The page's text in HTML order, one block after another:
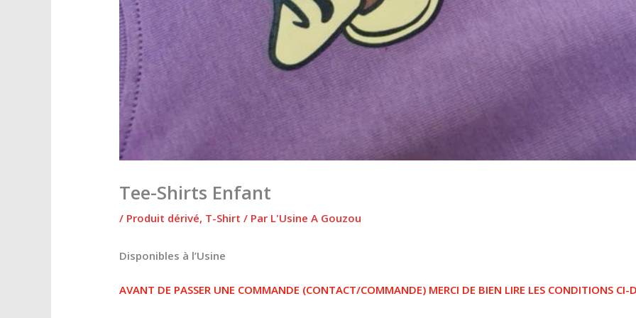
Tee-Shirts Enfant
/ Produit dérivé, T-Shirt / Par L'Usine A Gouzou
Disponibles à l’Usine
AVANT DE PASSER UNE COMMANDE (CONTACT/COMMANDE) MERCI DE BIEN LIRE LES CONDITIONS CI-